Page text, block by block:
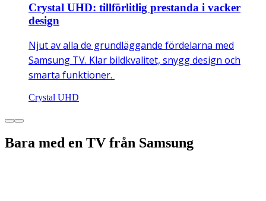
Crystal UHD: tillförlitlig prestanda i vacker
design
Njut av alla de grundläggande fördelarna med
Samsung TV. Klar bildkvalitet, snygg design och
smarta funktioner.
Crystal UHD
Bara med en TV från Samsung